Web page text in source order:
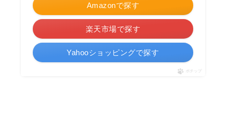
Amazonで探す
楽天市場で探す
Yahooショッピングで探す
ポチップ